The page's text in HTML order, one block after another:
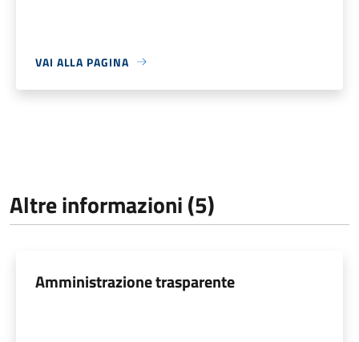
VAI ALLA PAGINA
Altre informazioni (5)
Amministrazione trasparente